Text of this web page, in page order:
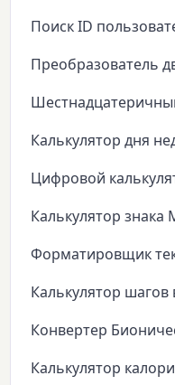
Поиск ID
Преобразователь
Калькулятор дня
Цифровой
Калькулятор знака
Форматировщик
Калькулятор шагов
Конвертер
Калькулятор